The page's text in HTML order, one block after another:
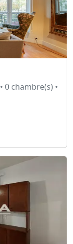
0 chambre(s) •